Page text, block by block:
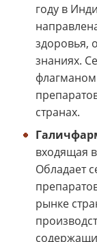
году в
здоровья,
знаниях.
странах.
входящая
Обладает
рынке